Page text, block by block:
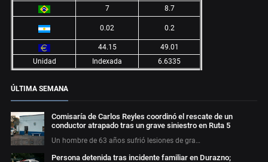
7 8.7
0.02 0.2
44.15
49.01
Unidad
Indexada 6.6335
ÚLTIMA SEMANA
Comisaría de Carlos Reyles coordinó el rescate de un
conductor atrapado tras un grave siniestro en Ruta 5
Un hombre de 63 años sufrió lesiones de gra…
Persona detenida tras incidente familiar en Durazno;